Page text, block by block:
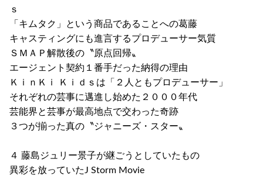
ｓ
「キムタク」という商品であることへの葛藤
キャスティングにも進言するプロデューサー気質
ＳＭＡＰ解散後の〝原点回帰〟
エージェント契約１番手だった納得の理由
ＫｉｎＫｉ Ｋｉｄｓは「２人ともプロデューサー」
それぞれの芸事に邁進し始めた２０００年代
芸能界と芸事が最高地点で交わった奇跡
３つが揃った真の〝ジャニーズ・スター〟
４ 藤島ジュリー景子が継ごうとしていたもの
異彩を放っていたJ Storm Movie